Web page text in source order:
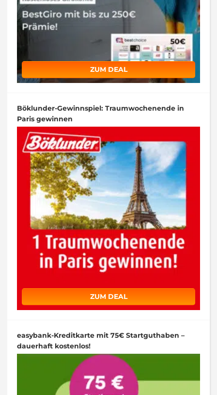
ZUM DEAL
Böklunder-Gewinnspiel: Traumwochenende in
Paris gewinnen
ZUM DEAL
easybank-Kreditkarte mit 75€ Startguthaben –
dauerhaft kostenlos!